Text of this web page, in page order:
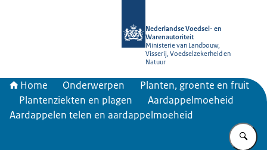
Nederlandse Voedsel- en
Warenautoriteit
Ministerie van Landbouw,
Visserij, Voedselzekerheid en
Natuur
Home Onderwerpen
Planten, groente en fruit
Plantenziekten en plagen
Aardappelmoeheid
Aardappelen telen en aardappelmoeheid